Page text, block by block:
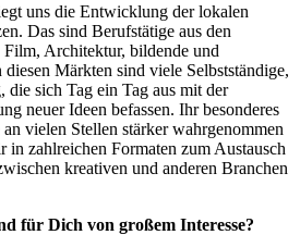
uns die Entwicklung der lokalen
Das sind Berufstätige aus den
Architektur, bildende und
Märkten sind viele Selbstständige,
die sich Tag ein Tag aus mit der
neuer Ideen befassen. Ihr besonderes
vielen Stellen stärker wahrgenommen
in zahlreichen Formaten zum Austausch
kreativen und anderen Branchen
für Dich von großem Interesse?